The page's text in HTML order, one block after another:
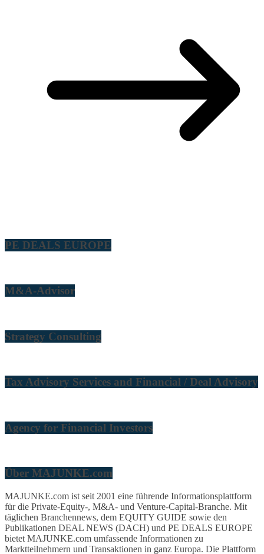
PE DEALS EUROPE
M&A-Advisor
Strategy Consulting
Tax Advisory Services and Financial / Deal Advisory
Agency for Financial Investors
Über MAJUNKE.com
MAJUNKE.com ist seit 2001 eine führende Informationsplattform
für die Private-Equity-, M&A- und Venture-Capital-Branche. Mit
täglichen Branchennews, dem EQUITY GUIDE sowie den
Publikationen DEAL NEWS (DACH) und PE DEALS EUROPE
bietet MAJUNKE.com umfassende Informationen zu
Marktteilnehmern und Transaktionen in ganz Europa. Die Plattform